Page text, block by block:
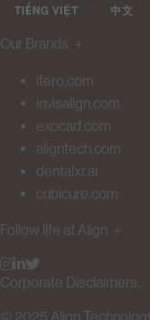
TIẾNG VIỆT
中文
Our Brands ＋
itero.com
invisalign.com
exocad.com
aligntech.com
dentalxr.ai
cubicure.com
Follow life at Align ＋
Corporate Disclaimers.